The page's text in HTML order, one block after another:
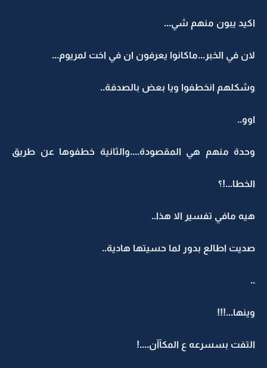
اكيد يبون منهم شي...
لان في الخبر...ماكانوا يعرفون ان في اخت لمريوم...
وشكلهم انخطفوا ويا بعض بالصدفة..
اوو..
وحدة منهم هي المقصودة....والثانية خطفوها عن طريق
الخطا...!؟
هيه مافي تفسير الا هذا..
صديت اطالع بدور لما حسيتها هادية..
..
وينها...!!!
التفت بسسرعه ع المكآآن....!